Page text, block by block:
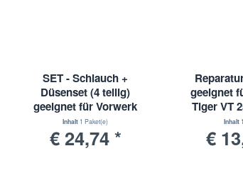
SET - Schlauch +
Düsenset (4 teilig)
geeignet für Vorwerk
Kobold mit
Wappenanschluss
Inhalt 1 Paket(e)
€ 24,74 *
geeignet
Tiger VT
Inhalt
€